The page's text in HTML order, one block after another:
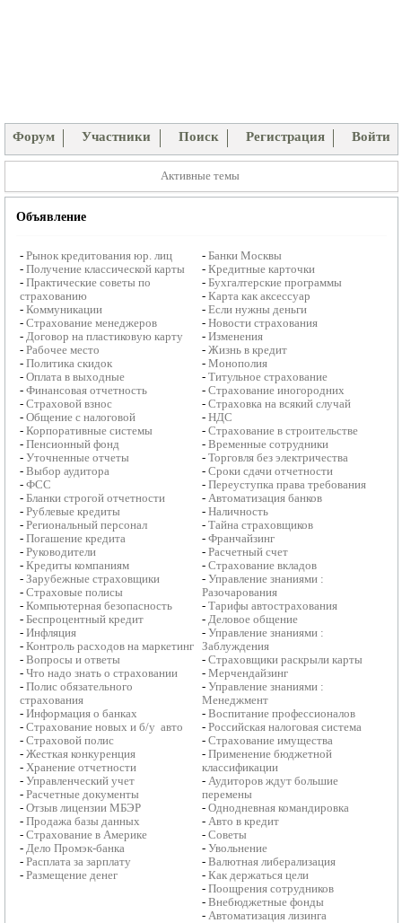
Форум Участники Поиск Регистрация Войти
Активные темы
Объявление
-Рынок кредитования юр. лиц
-Получение классической карты
-Практические советы по
страхованию
-Коммуникации
-Страхование менеджеров
- Договор на пластиковую карту
-Рабочее место
-Политика скидок
-Оплата в выходные
-Финансовая отчетность
-Страховой взнос
-Общение с налоговой
-Корпоративные системы
-Пенсионный фонд
-Уточненные отчеты
-Выбор аудитора
-ФСС
-Бланки строгой отчетности
-Рублевые кредиты
-Региональный персонал
-Погашение кредита
-Руководители
-Кредиты компаниям
-Зарубежные страховщики
-Страховые полисы
-Компьютерная безопасность
-Беспроцентный кредит
-Инфляция
-Контроль расходов на маркетинг
-Вопросы и ответы
-Что надо знать о страховании
-Полис обязательного
страхования
-Информация о банках
-Страхование новых и б/у авто
-Страховой полис
-Жесткая конкуренция
- Хранение отчетности
-Управленческий учет
-Расчетные документы
-Отзыв лицензии МБЭР
-Продажа базы данных
-Страхование в Америке
- Дело Промэк-банка
-Расплата за зарплату
-Размещение денег
-Банки Москвы
-Кредитные карточки
-Бухгалтерские программы
-Карта как аксессуар
-Если нужны деньги
-Новости страхования
-Изменения
-Жизнь в кредит
-Монополия
-Титульное страхование
-Страхование иногородних
-Страховка на всякий случай
-НДС
-Страхование в строительстве
-Временные сотрудники
-Торговля без электричества
-Сроки сдачи отчетности
-Переуступка права требования
- Автоматизация банков
-Наличность
-Тайна страховщиков
-Франчайзинг
-Расчетный счет
-Страхование вкладов
-Управление знаниями :
Разочарования
-Тарифы автострахования
- Деловое общение
-Управление знаниями :
Заблуждения
-Страховщики раскрыли карты
-Мерчендайзинг
-Управление знаниями :
Менеджмент
-Воспитание профессионалов
-Российская налоговая система
-Страхование имущества
-Применение бюджетной
классификации
- Аудиторов ждут большие
перемены
-Однодневная командировка
- Авто в кредит
-Советы
-Увольнение
-Валютная либерализация
-Как держаться цели
-Поощрения сотрудников
-Внебюджетные фонды
- Автоматизация лизинга